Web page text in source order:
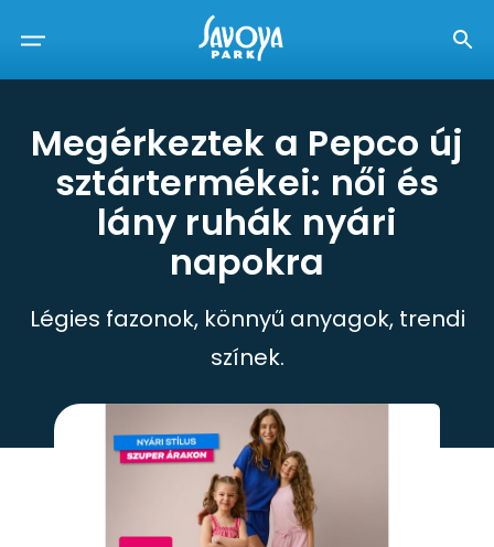
Megérkeztek a Pepco új
sztártermékei: női és
lány ruhák nyári
napokra
Légies fazonok, könnyű anyagok, trendi
színek.